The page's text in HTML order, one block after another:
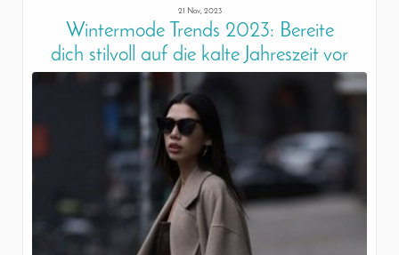
21 Nov, 2023
Wintermode Trends 2023: Bereite
dich stilvoll auf die kalte Jahreszeit vor